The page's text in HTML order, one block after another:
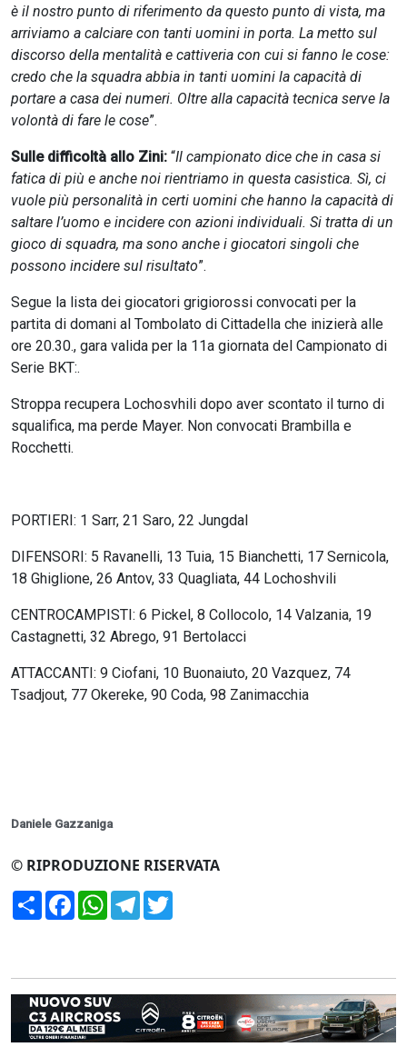
è il nostro punto di riferimento da questo punto di vista, ma
arriviamo a calciare con tanti uomini in porta. La metto sul
discorso della mentalità e cattiveria con cui si fanno le cose:
credo che la squadra abbia in tanti uomini la capacità di
portare a casa dei numeri. Oltre alla capacità tecnica serve la
volontà di fare le cose”.
Sulle difficoltà allo Zini: “Il campionato dice che in casa si
fatica di più e anche noi rientriamo in questa casistica. Sì, ci
vuole più personalità in certi uomini che hanno la capacità di
saltare l’uomo e incidere con azioni individuali. Si tratta di un
gioco di squadra, ma sono anche i giocatori singoli che
possono incidere sul risultato”.
Segue la lista dei giocatori grigiorossi convocati per la
partita di domani al Tombolato di Cittadella che inizierà alle
ore 20.30., gara valida per la 11a giornata del Campionato di
Serie BKT:.
Stroppa recupera Lochosvhili dopo aver scontato il turno di
squalifica, ma perde Mayer. Non convocati Brambilla e
Rocchetti.
PORTIERI: 1 Sarr, 21 Saro, 22 Jungdal
DIFENSORI: 5 Ravanelli, 13 Tuia, 15 Bianchetti, 17 Sernicola,
18 Ghiglione, 26 Antov, 33 Quagliata, 44 Lochoshvili
CENTROCAMPISTI: 6 Pickel, 8 Collocolo, 14 Valzania, 19
Castagnetti, 32 Abrego, 91 Bertolacci
ATTACCANTI: 9 Ciofani, 10 Buonaiuto, 20 Vazquez, 74
Tsadjout, 77 Okereke, 90 Coda, 98 Zanimacchia
Daniele Gazzaniga
© RIPRODUZIONE RISERVATA
CondividiFacebookWhatsApp
Telegram